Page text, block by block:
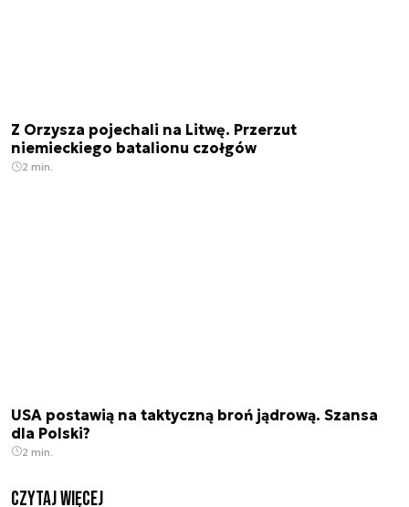
Z Orzysza pojechali na Litwę. Przerzut
niemieckiego batalionu czołgów
2 min.
USA postawią na taktyczną broń jądrową. Szansa
dla Polski?
2 min.
czytaj więcej